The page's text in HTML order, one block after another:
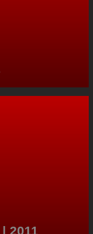
| 2011